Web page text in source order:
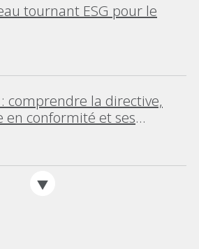
tournant ESG pour le
comprendre la directive,
en conformité et ses